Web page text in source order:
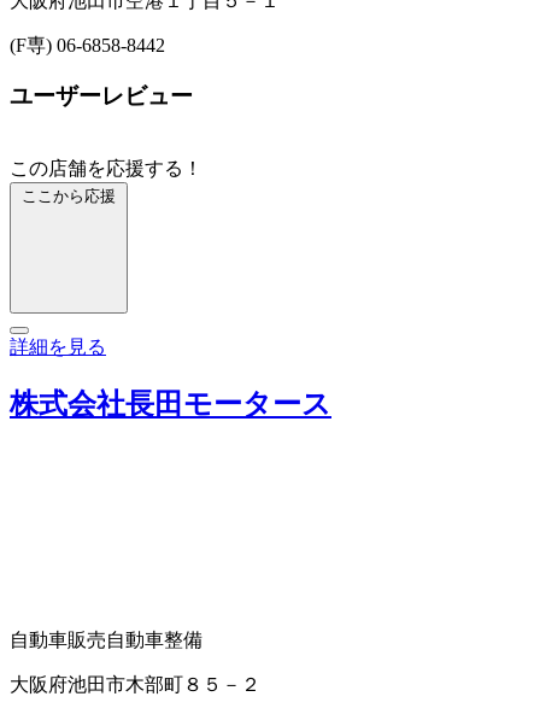
(F専) 06-6858-8442
ユーザーレビュー
この店舗を応援する！
ここから応援
詳細を見る
株式会社長田モータース
自動車販売自動車整備
大阪府池田市木部町８５－２